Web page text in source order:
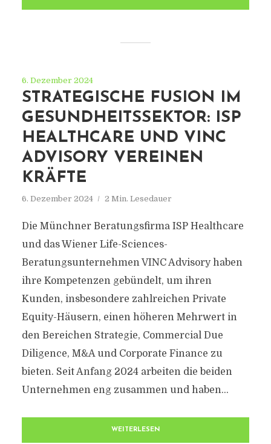
6. Dezember 2024
STRATEGISCHE FUSION IM
GESUNDHEITSSEKTOR: ISP
HEALTHCARE UND VINC
ADVISORY VEREINEN
KRÄFTE
6. Dezember 2024 2 Min. Lesedauer
Die Münchner Beratungsfirma ISP Healthcare
und das Wiener Life-Sciences-
Beratungsunternehmen VINC Advisory haben
ihre Kompetenzen gebündelt, um ihren
Kunden, insbesondere zahlreichen Private
Equity-Häusern, einen höheren Mehrwert in
den Bereichen Strategie, Commercial Due
Diligence, M&A und Corporate Finance zu
bieten. Seit Anfang 2024 arbeiten die beiden
Unternehmen eng zusammen und haben...
WEITERLESEN